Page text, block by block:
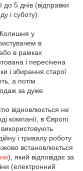
до 5 днів (відправки
і суботу).
у
в
в рамках
і пересічена
і збирання старої
а потім
за дуже
відновлюється не
компанії, в Європі.
і тривалу роботу
встановлюється
), який відповідає за
(електронний